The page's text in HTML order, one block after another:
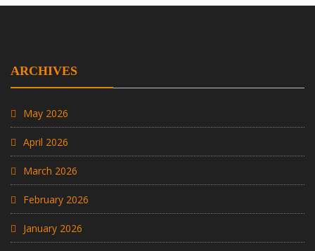
ARCHIVES
May 2026
April 2026
March 2026
February 2026
January 2026